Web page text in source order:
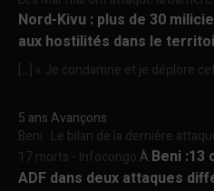
Nord-Kivu : plus de 30
aux hostilités dans le
[…] « Je condamne et je déplore
5 ans Avançons
Beni : Le bilan de la dernière
17 morts - InfocongoÀ Beni :13
ADF dans deux attaques